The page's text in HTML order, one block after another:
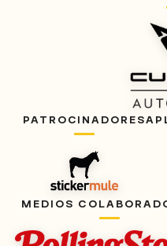
PATROCINADORES
MEDIOS